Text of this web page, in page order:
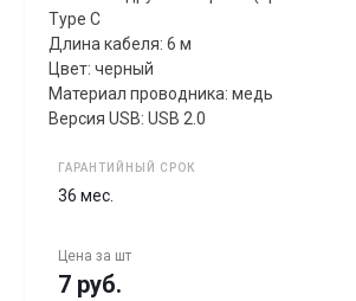
Type C
Длина кабеля: 6 м
Цвет: черный
Материал проводника: медь
Версия USB: USB 2.0
ГАРАНТИЙНЫЙ СРОК
36 мес.
Цена за шт
7 руб.